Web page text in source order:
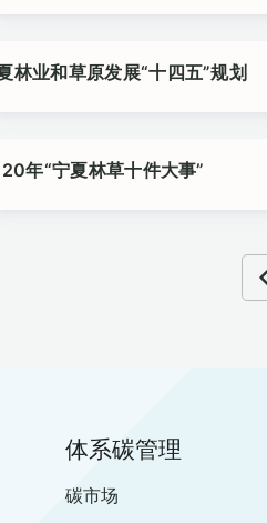
林业和草原发展“十四五”规划
年“宁夏林草十件大事”
体系碳管理
碳市场